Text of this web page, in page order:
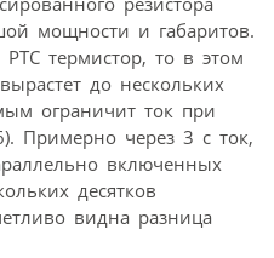
мощности и габаритов.
термистор, то в этом
до нескольких
ограничит ток при
Примерно через 3 с ток,
включенных
десятков
видна разница